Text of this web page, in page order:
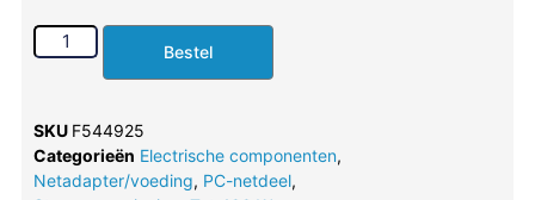
Bestel
SKU F544925
Categorieën Electrische componenten,
Netadapter/voeding, PC-netdeel,